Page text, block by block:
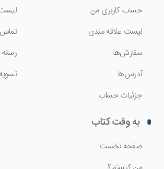
حساب کاربری من
لیست علاقه مندی
سفارش‌ها
آدرس‌ها
جزئیات حساب
تماس
رسانه
به وقت کتاب
صفحه نخست